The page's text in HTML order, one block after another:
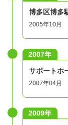
博多区博多
2005年10月
2007年
サポートホ
2007年04月
2009年